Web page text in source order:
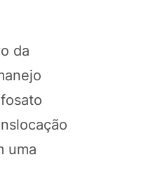
da
uma